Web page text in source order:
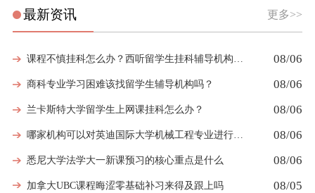
最新资讯 更多>>
课程不慎挂科怎么办？西听留学生挂科辅导机构教你如何高效挽救GPA 08/06
商科专业学习困难该找留学生辅导机构吗？ 08/06
兰卡斯特大学留学生上网课挂科怎么办？ 08/06
哪家机构可以对英迪国际大学机械工程专业进行留学生挂科辅导？ 08/06
悉尼大学法学大一新课预习的核心重点是什么 08/06
加拿大UBC课程晦涩零基础补习来得及跟上吗 08/05